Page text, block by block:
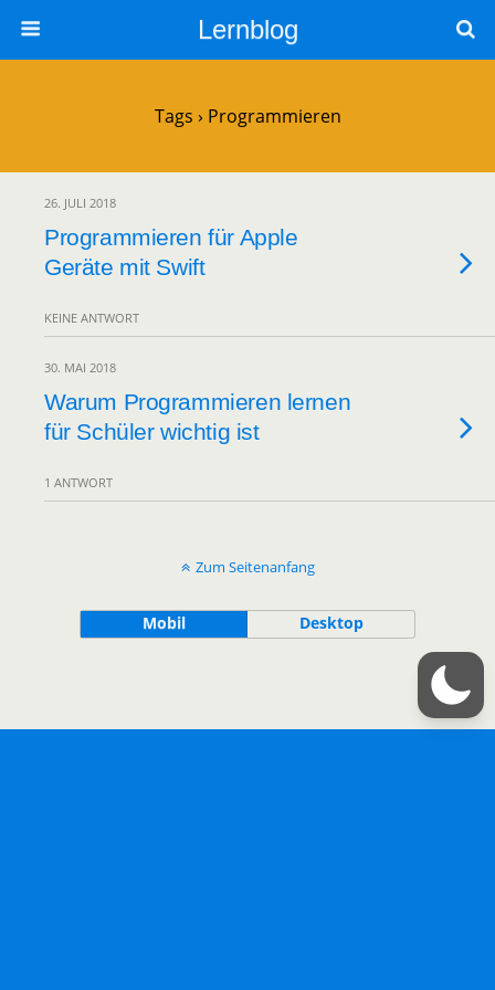
Lernblog
Tags › Programmieren
26. JULI 2018
Programmieren für Apple
Geräte mit Swift
KEINE ANTWORT
30. MAI 2018
Warum Programmieren lernen
für Schüler wichtig ist
1 ANTWORT
Zum Seitenanfang
Mobil Desktop